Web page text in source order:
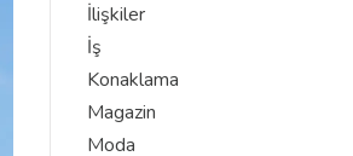
İlişkiler
İş
Konaklama
Magazin
Moda